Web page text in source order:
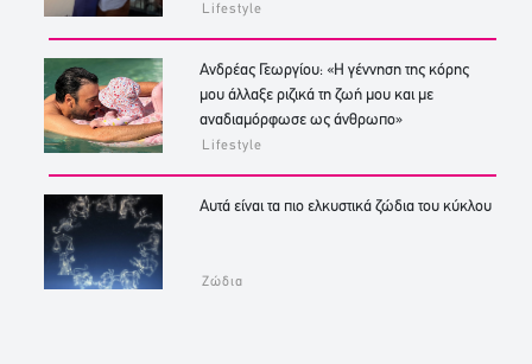
Lifestyle
Ανδρέας Γεωργίου: «Η γέννηση της κόρης
μου άλλαξε ριζικά τη ζωή μου και με
αναδιαμόρφωσε ως άνθρωπο»
Lifestyle
Αυτά είναι τα πιο ελκυστικά ζώδια του κύκλου
Ζώδια